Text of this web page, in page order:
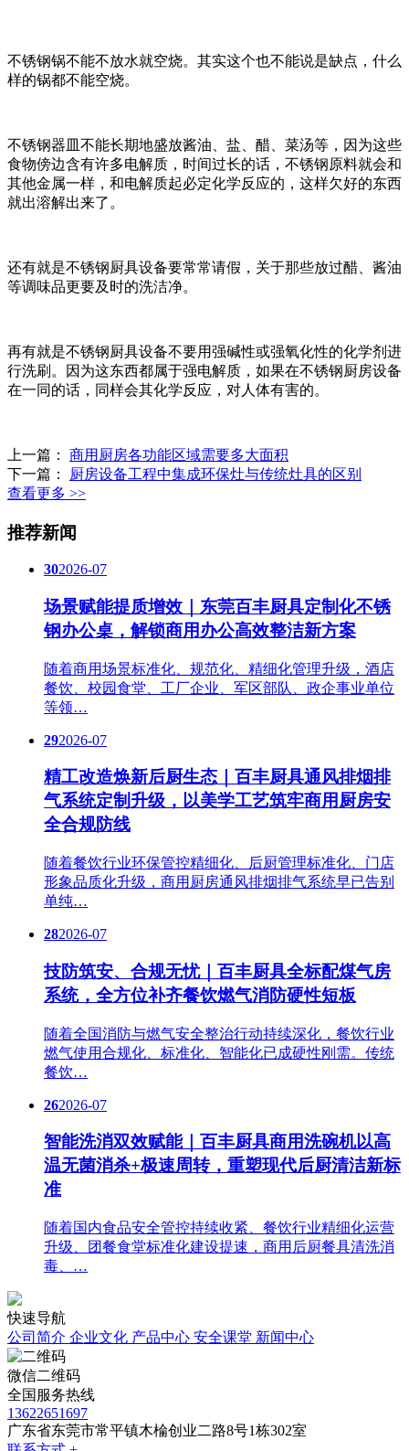
不锈钢锅不能不放水就空烧。其实这个也不能说是缺点，什么
样的锅都不能空烧。
不锈钢器皿不能长期地盛放酱油、盐、醋、菜汤等，因为这些
食物傍边含有许多电解质，时间过长的话，不锈钢原料就会和
其他金属一样，和电解质起必定化学反应的，这样欠好的东西
就出溶解出来了。
还有就是不锈钢厨具设备要常常请假，关于那些放过醋、酱油
等调味品更要及时的洗洁净。
再有就是不锈钢厨具设备不要用强碱性或强氧化性的化学剂进
行洗刷。因为这东西都属于强电解质，如果在不锈钢厨房设备
在一同的话，同样会其化学反应，对人体有害的。
上一篇： 商用厨房各功能区域需要多大面积
下一篇：
厨房设备工程中集成环保灶与传统灶具的区别
查看更多 >>
推荐新闻
302026-07
场景赋能提质增效｜东莞百丰厨具定制化不锈
钢办公桌，解锁商用办公高效整洁新方案
随着商用场景标准化、规范化、精细化管理升级，酒店
餐饮、校园食堂、工厂企业、军区部队、政企事业单位
等领…
292026-07
精工改造焕新后厨生态｜百丰厨具通风排烟排
气系统定制升级，以美学工艺筑牢商用厨房安
全合规防线
随着餐饮行业环保管控精细化、后厨管理标准化、门店
形象品质化升级，商用厨房通风排烟排气系统早已告别
单纯…
282026-07
技防筑安、合规无忧｜百丰厨具全标配煤气房
系统，全方位补齐餐饮燃气消防硬性短板
随着全国消防与燃气安全整治行动持续深化，餐饮行业
燃气使用合规化、标准化、智能化已成硬性刚需。传统
餐饮…
262026-07
智能洗消双效赋能｜百丰厨具商用洗碗机以高
温无菌消杀+极速周转，重塑现代后厨清洁新标
准
随着国内食品安全管控持续收紧、餐饮行业精细化运营
升级、团餐食堂标准化建设提速，商用后厨餐具清洗消
毒、…
快速导航
公司简介 企业文化 产品中心 安全课堂 新闻中心
微信二维码
全国服务热线
13622651697
广东省东莞市常平镇木棆创业二路8号1栋302室